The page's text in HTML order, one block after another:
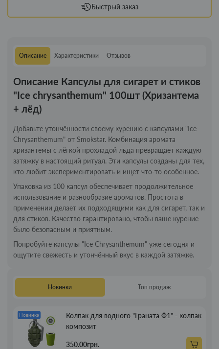
Быстрый заказ
Описание Характеристики Отзывов
Описание Капсулы для сигарет и стиков
"Ice chrysanthemum" 100шт (Хризантема
+ лёд)
Добавьте утончённости своему курению с капсулами "Ice
Chrysanthemum" от Smokstar. Комбинация аромата
хризантемы с лёгкой прохладой льда превращает каждую
затяжку в настоящий ритуал. Эти капсулы созданы для тех,
кто любит экспериментировать и ищет что-то особенное.
Упаковка из 100 капсул обеспечивает продолжительное
использование и разнообразие ароматов. Простота в
применении делает их подходящими как для сигарет, так и
для стиков. Качество гарантировано, чтобы ваше курение
было безопасным и приятным.
Попробуйте капсулы "Ice Chrysanthemum" уже сегодня и
ощутите свежесть и утончённый вкус в каждой затяжке.
Новинки Топ продаж
Новинка
Колпак для водного "Граната Ф1" - колпак
композит
350.00грн.